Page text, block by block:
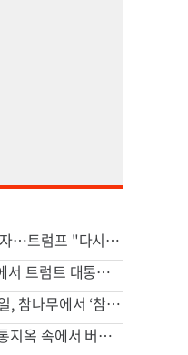
美, 핵심광물에 30억달러 투자…트럼프 "다시는 中 의존 않도록"
[속보] 손현보 목사 “백악관에서 트럼트 대통령 접견”
1300도 불가마 속에서 일주일, 참나무에서 ‘참숯’으로[스튜디오486]
밖은 40도, 안은 800도…찜통지옥 속에서 버티는 사람들